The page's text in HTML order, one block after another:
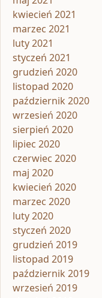
kwiecień 2021
marzec 2021
luty 2021
styczeń 2021
grudzień 2020
listopad 2020
październik 2020
wrzesień 2020
sierpień 2020
lipiec 2020
czerwiec 2020
maj 2020
kwiecień 2020
marzec 2020
luty 2020
styczeń 2020
grudzień 2019
listopad 2019
październik 2019
wrzesień 2019